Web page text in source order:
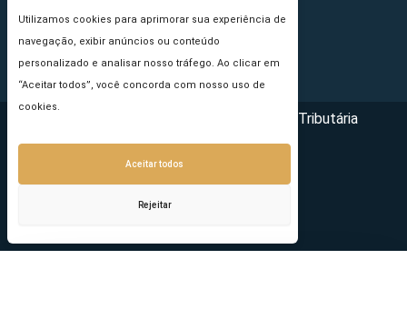
Utilizamos cookies para aprimorar sua experiência de
navegação, exibir anúncios ou conteúdo
personalizado e analisar nosso tráfego. Ao clicar em
“Aceitar todos”, você concorda com nosso uso de
cookies.
Aceitar todos
Rejeitar
Princípios Editoriais
Copyright © 2026 - Portal da Reforma Tributária